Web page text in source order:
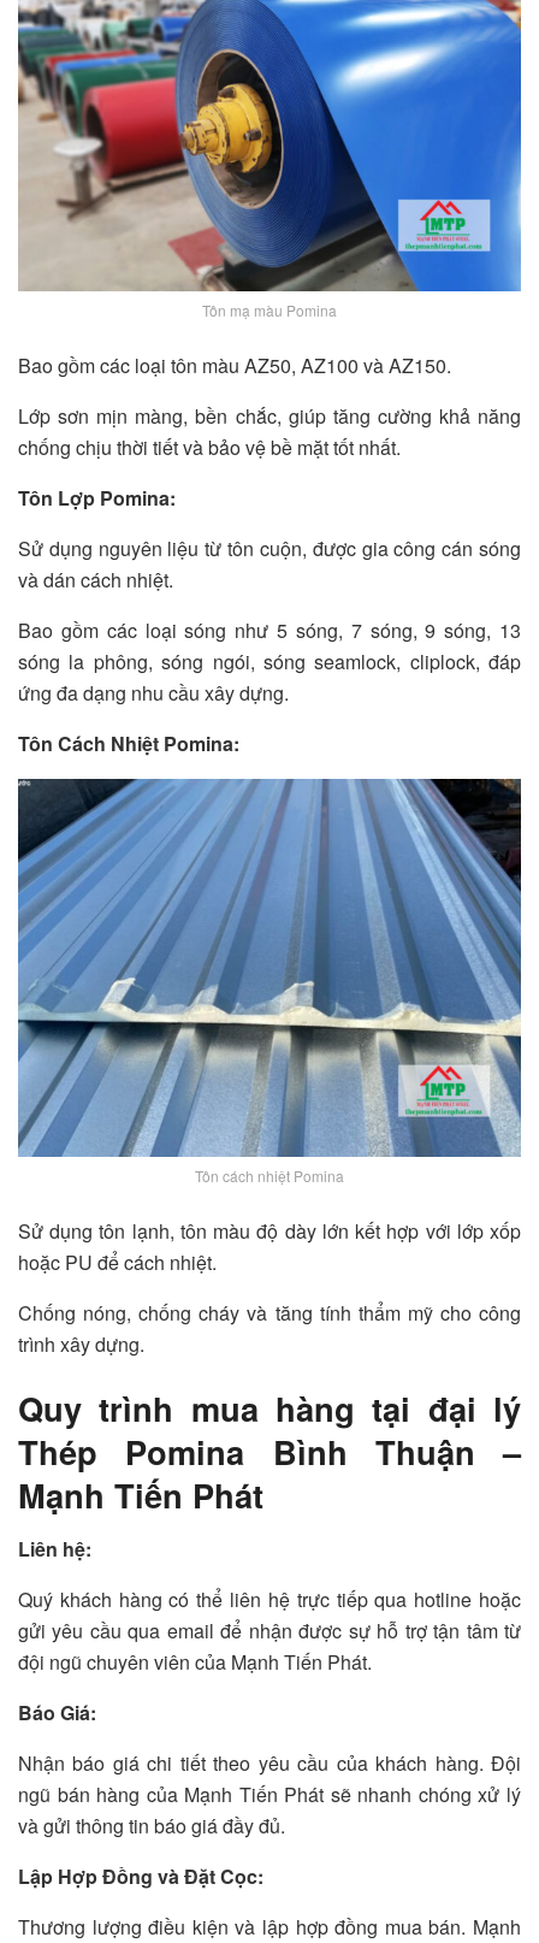
Tôn mạ màu Pomina
Bao gồm các loại tôn màu AZ50, AZ100 và AZ150.
Lớp sơn mịn màng, bền chắc, giúp tăng cường khả năng
chống chịu thời tiết và bảo vệ bề mặt tốt nhất.
Tôn Lợp Pomina:
Sử dụng nguyên liệu từ tôn cuộn, được gia công cán sóng
và dán cách nhiệt.
Bao gồm các loại sóng như 5 sóng, 7 sóng, 9 sóng, 13
sóng la phông, sóng ngói, sóng seamlock, cliplock, đáp
ứng đa dạng nhu cầu xây dựng.
Tôn Cách Nhiệt Pomina:
Tôn cách nhiệt Pomina
Sử dụng tôn lạnh, tôn màu độ dày lớn kết hợp với lớp xốp
hoặc PU để cách nhiệt.
Chống nóng, chống cháy và tăng tính thẩm mỹ cho công
trình xây dựng.
Quy trình mua hàng tại đại lý
Thép Pomina Bình Thuận –
Mạnh Tiến Phát
Liên hệ:
Quý khách hàng có thể liên hệ trực tiếp qua hotline hoặc
gửi yêu cầu qua email để nhận được sự hỗ trợ tận tâm từ
đội ngũ chuyên viên của Mạnh Tiến Phát.
Báo Giá:
Nhận báo giá chi tiết theo yêu cầu của khách hàng. Đội
ngũ bán hàng của Mạnh Tiến Phát sẽ nhanh chóng xử lý
và gửi thông tin báo giá đầy đủ.
Lập Hợp Đồng và Đặt Cọc:
Thương lượng điều kiện và lập hợp đồng mua bán. Mạnh